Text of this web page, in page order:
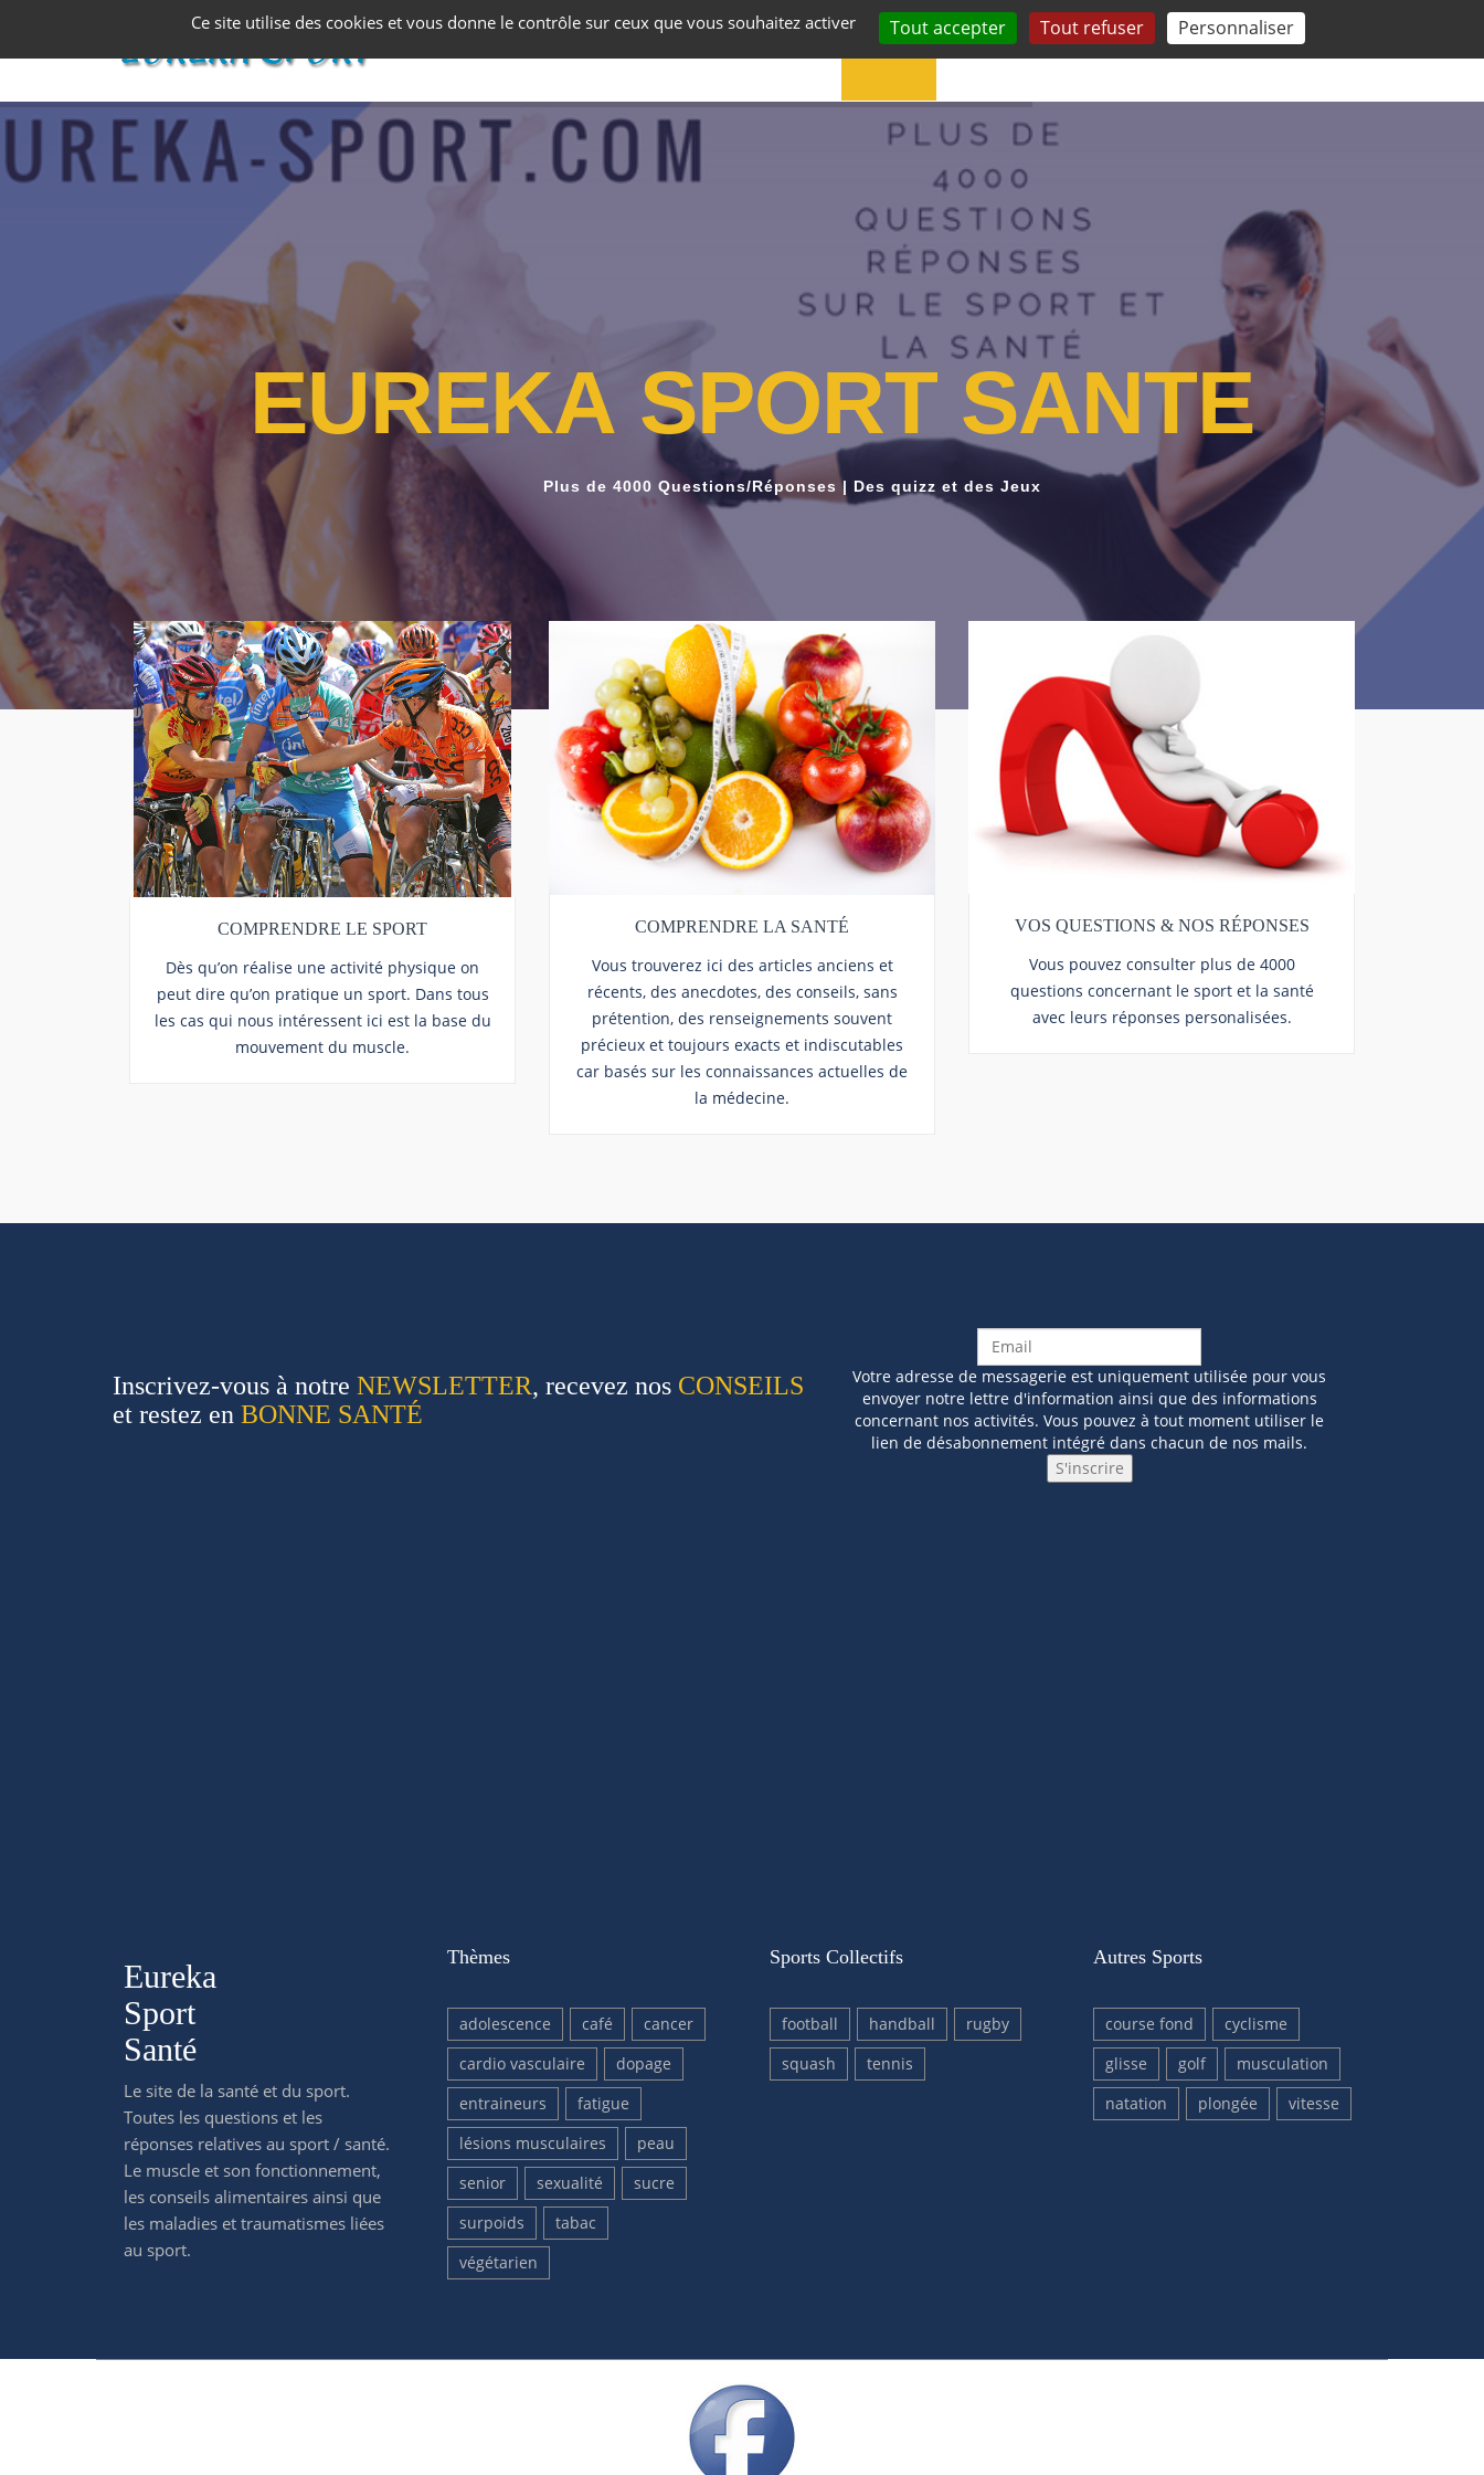
ACCUEIL VOS QUESTIONS TESTEZ-VOUS COMPRENDRE
EUREKA SPORT SANTE
Plus de 4000 Questions/Réponses | Des quizz et des Jeux
COMPRENDRE LE SPORT
Dès qu’on réalise une activité physique on
peut dire qu’on pratique un sport. Dans tous
les cas qui nous intéressent ici est la base du
mouvement du muscle.
COMPRENDRE LA SANTÉ
Vous trouverez ici des articles anciens et
récents, des anecdotes, des conseils, sans
prétention, des renseignements souvent
précieux et toujours exacts et indiscutables
car basés sur les connaissances actuelles de
la médecine.
VOS QUESTIONS & NOS RÉPONSES
Vous pouvez consulter plus de 4000
questions concernant le sport et la santé
avec leurs réponses personalisées.
Inscrivez-vous à notre NEWSLETTER, recevez nos CONSEILS
et restez en BONNE SANTÉ
Votre adresse de messagerie est uniquement utilisée pour vous
envoyer notre lettre d'information ainsi que des informations
concernant nos activités. Vous pouvez à tout moment utiliser le
lien de désabonnement intégré dans chacun de nos mails.
Eureka
Sport
Santé
Le site de la santé et du sport.
Toutes les questions et les
réponses relatives au sport / santé.
Le muscle et son fonctionnement,
les conseils alimentaires ainsi que
les maladies et traumatismes liées
au sport.
Thèmes
adolescence café
cancer
cardio vasculaire
dopage
entraineurs
fatigue
lésions musculaires
peau
senior
sexualité
sucre
surpoids
tabac
végétarien
Sports Collectifs
football handball
rugby
squash
tennis
Autres Sports
course fond
cyclisme
glisse
golf
musculation
natation
plongée vitesse
Ce site utilise des cookies et vous donne le contrôle sur ceux que vous souhaitez activer Tout accepter Tout refuser Personnaliser